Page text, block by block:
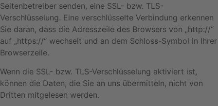
Seitenbetreiber senden, eine SSL- bzw. TLS-
Verschlüsselung. Eine verschlüsselte Verbindung erkennen
Sie daran, dass die Adresszeile des Browsers von „http://“
auf „https://“ wechselt und an dem Schloss-Symbol in Ihrer
Browserzeile.
Wenn die SSL- bzw. TLS-Verschlüsselung aktiviert ist,
können die Daten, die Sie an uns übermitteln, nicht von
Dritten mitgelesen werden.